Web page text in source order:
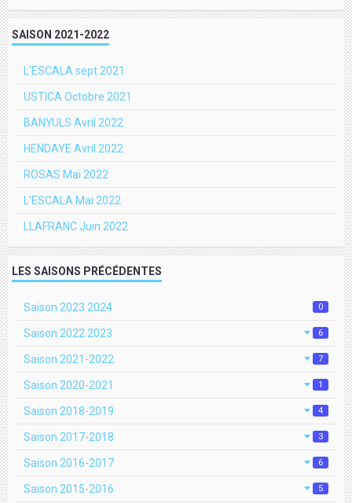
SAISON 2021-2022
L'ESCALA sept 2021
USTICA Octobre 2021
BANYULS Avril 2022
HENDAYE Avril 2022
ROSAS Mai 2022
L'ESCALA Mai 2022
LLAFRANC Juin 2022
LES SAISONS PRÉCÉDENTES
Saison 2023 2024 0
Saison 2022 2023 6
Saison 2021-2022 7
Saison 2020-2021 1
Saison 2018-2019 4
Saison 2017-2018 3
Saison 2016-2017 6
Saison 2015-2016 5